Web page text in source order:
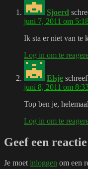
Sjoerd
juni 7, 2011 om
Ik sta er niet van
Log in om te
Elsje
juni 8, 2011 om
Top ben je,
Log in om te
Geef een reactie
Je moetinloggen om een